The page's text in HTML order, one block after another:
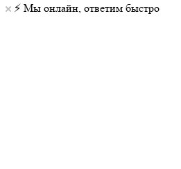
⚡️ Мы онлайн, ответим быстро